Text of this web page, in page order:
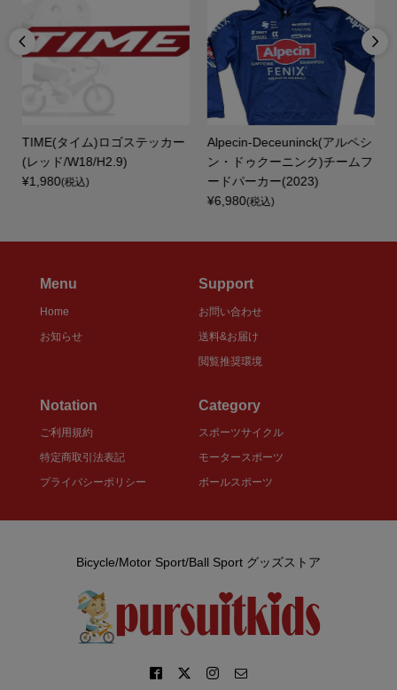

TIME(タイム)ロゴステッカー
(レッド/W18/H2.9)
¥1,980(税込)
Alpecin-Deceuninck(アルペシ
ン・ドゥクーニンク)チームフ
ードパーカー(2023)
¥6,980(税込)

Menu
Home
お知らせ
Support
お問い合わせ
送料&お届け
閲覧推奨環境
Notation
ご利用規約
特定商取引法表記
プライバシーポリシー
Category
スポーツサイクル
モータースポーツ
ボールスポーツ
Bicycle/Motor Sport/Ball Sport グッズストア